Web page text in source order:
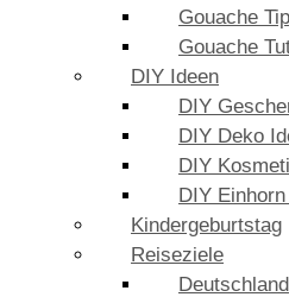
Gouache
Gouache
DIY Ideen
DIY
DIY Deko
DIY
DIY
Kindergeburtstag
Reiseziele
Deutschland